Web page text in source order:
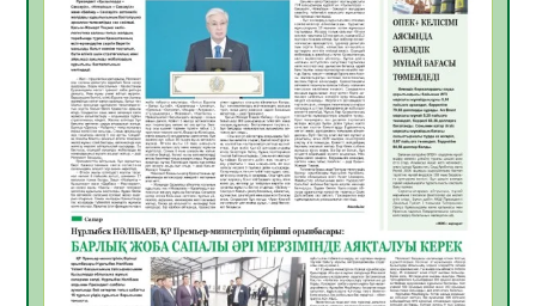
Көкжөтел ауруы туралы
06.08.2026
32
АПВ вакцинасы туралы мәлімет
06.08.2026
32
Open Air: Қызылорда облысы полиция
департаменті 20 мыңнан астам
көрерменнің қауіпсіздігін қамтамасыз етті
06.08.2026
42